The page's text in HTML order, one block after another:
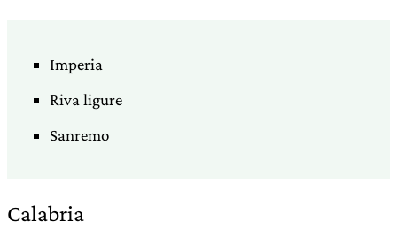
Imperia
Riva ligure
Sanremo
Calabria